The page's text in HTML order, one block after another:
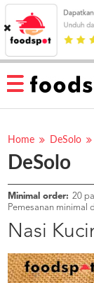
HOME
MENU
RESTAURANT
PESAN
OUR
COMPANY
KATA
MEREKA
KATALOG
LOYALTY
PROGRAM
Home DeSolo
DeSolo
Minimal order: 20
Pemesanan minimal
Nasi